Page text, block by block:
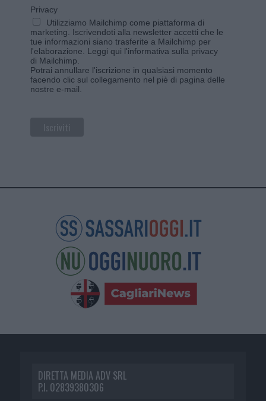
Privacy
Utilizziamo Mailchimp come piattaforma di
marketing. Iscrivendoti alla newsletter accetti che le
tue informazioni siano trasferite a Mailchimp per
l'elaborazione. Leggi qui l'informativa sulla privacy
di Mailchimp
Potrai annullare l'iscrizione in qualsiasi momento
facendo clic sul collegamento nel piè di pagina delle
nostre e-mail.
DIRETTA MEDIA ADV SRL
P.I. 02839380306